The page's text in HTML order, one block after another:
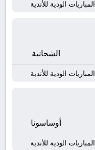
المباريات الودية للأندية
الشحانية
المباريات الودية للأندية
أوساسونا
المباريات الودية للأندية